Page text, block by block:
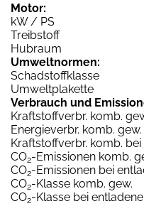
Motor:
kW / PS
Treibstoff
Hubraum
Umweltnormen:
Schadstoffklasse
Umweltplakette
Verbrauch und
Kraftstoffverbr. komb.
Energieverbr. komb. gew.
Kraftstoffverbr. komb.
CO2-Emissionen komb.
CO2-Emissionen bei
CO2-Klasse komb. gew.
CO2-Klasse bei